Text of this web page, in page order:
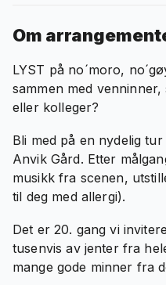
Om
LYST på no´moro,
sammen med
eller kolleger?
Bli med på en nydelig
Anvik Gård. Etter
musikk fra scenen,
til deg med allergi).
Det er 20. gang vi
tusenvis av jenter fra
mange gode minner fra